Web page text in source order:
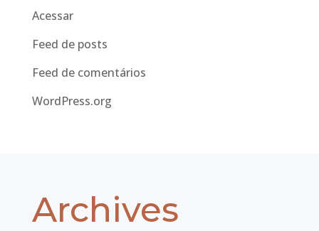
Acessar
Feed de posts
Feed de comentários
WordPress.org
Archives